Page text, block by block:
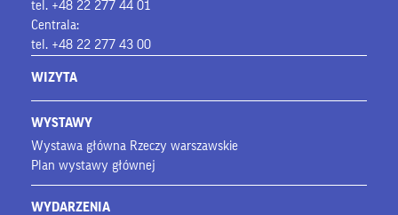
tel. +48 22 277 44 01
Centrala:
tel. +48 22 277 43 00
WIZYTA
WYSTAWY
Wystawa główna Rzeczy warszawskie
Plan wystawy głównej
WYDARZENIA